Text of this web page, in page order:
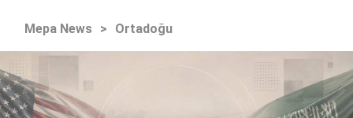
Mepa News > Ortadoğu